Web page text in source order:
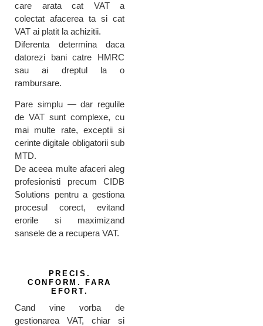
care arata cat VAT a
colectat afacerea ta si cat
VAT ai platit la achizitii.
Diferenta determina daca
datorezi bani catre HMRC
sau ai dreptul la o
rambursare.
Pare simplu — dar regulile
de VAT sunt complexe, cu
mai multe rate, exceptii si
cerinte digitale obligatorii sub
MTD.
De aceea multe afaceri aleg
profesionisti precum CIDB
Solutions pentru a gestiona
procesul corect, evitand
erorile si maximizand
sansele de a recupera VAT.
PRECIS.
CONFORM. FARA
EFORT.
Cand vine vorba de
gestionarea VAT, chiar si